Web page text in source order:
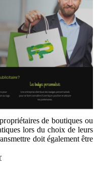
de boutiques ou
lors du choix de leurs
doit également être